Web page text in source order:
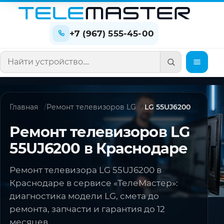
+7 (967) 555-45-00
Поиск по сайту
Главная Ремонт телевизоров LG LG 55UJ6200
Ремонт телевизоров LG
55UJ6200 в Краснодаре
Ремонт телевизора LG 55UJ6200 в
Краснодаре в сервисе «ТелеМастер»:
диагностика модели LG, смета до
ремонта, запчасти и гарантия до 12